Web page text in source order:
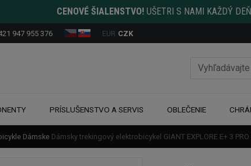
CENOVÉ ŠIALENSTVO! UŠETRI S NAMI KAŽDÝ
947 955 376 EUR CZK
PRÍSLUŠENSTVO A SERVIS OBLEČENIE
Dámske Dámsky trekingový elektrobicykel GIANT EXPLORE E+ 3